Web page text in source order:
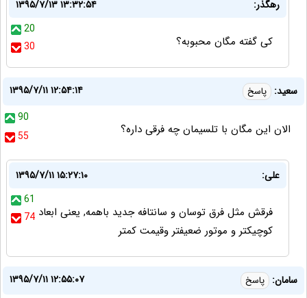
رهگذر:
۱۳۹۵/۷/۱۳ ۱۳:۳۲:۵۴
20
30
کی گفته مگان محبوبه؟
سعید: پاسخ
۱۳۹۵/۷/۱۱ ۱۲:۵۴:۱۴
90
55
الان این مگان با تلسیمان چه فرقی داره؟
علی:
۱۳۹۵/۷/۱۱ ۱۵:۲۷:۱۰
61
74 فرقش مثل فرق توسان و سانتافه جدید باهمه, یعنی ابعاد
کوچیکتر و موتور ضعیفتر وقیمت کمتر
سامان: پاسخ
۱۳۹۵/۷/۱۱ ۱۲:۵۵:۰۷